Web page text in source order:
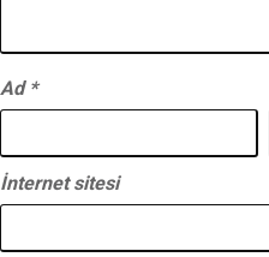
Ad *
İnternet sitesi